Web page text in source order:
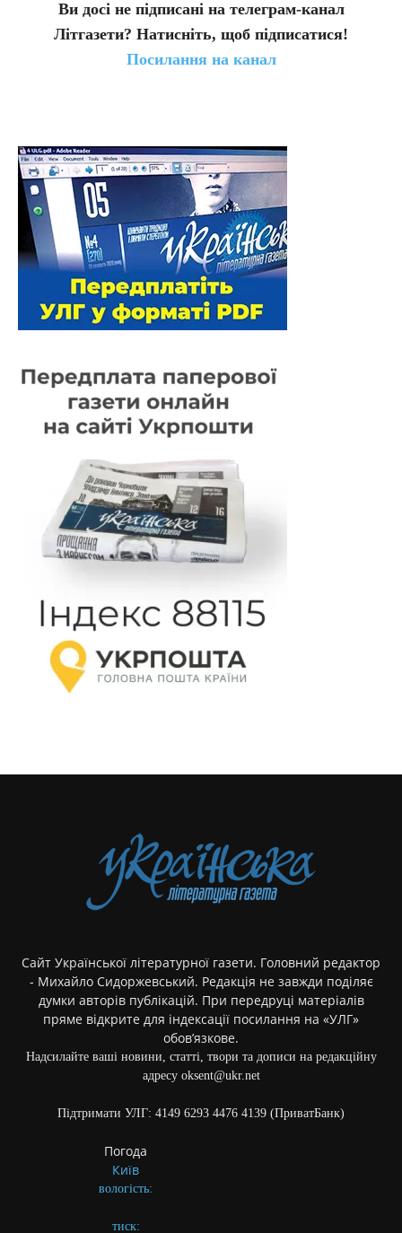
Ви досі не підписані на телеграм-канал
Літгазети? Натисніть, щоб підписатися!
Посилання на канал
Сайт Української літературної газети. Головний редактор
- Михайло Сидоржевський. Редакція не завжди поділяє
думки авторів публікацій. При передруці матеріалів
пряме відкрите для індексації посилання на «УЛГ»
обов’язкове.
Надсилайте ваші новини, статті, твори та дописи на редакційну
адресу oksent@ukr.net
Підтримати УЛГ: 4149 6293 4476 4139 (ПриватБанк)
Погода
Київ
вологість:
тиск: